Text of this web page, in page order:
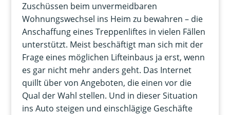
Zuschüssen beim unvermeidbaren
Wohnungswechsel ins Heim zu bewahren – die
Anschaffung eines Treppenliftes in vielen Fällen
unterstützt. Meist beschäftigt man sich mit der
Frage eines möglichen Lifteinbaus ja erst, wenn
es gar nicht mehr anders geht. Das Internet
quillt über von Angeboten, die einen vor die
Qual der Wahl stellen. Und in dieser Situation
ins Auto steigen und einschlägige Geschäfte